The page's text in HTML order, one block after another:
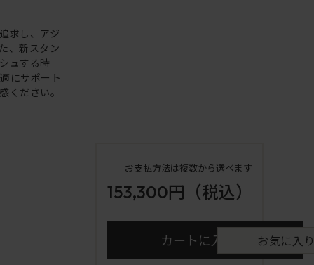
求し、アジ
、新スタン
ュする時
にサポート
ください。
お支払方法は複数から選べます
153,300円 （税込）
カートに入れる お気に入